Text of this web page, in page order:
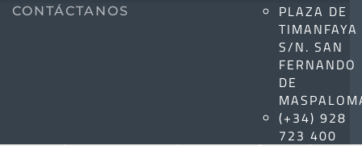
CONTÁCTANOS
PLAZA DE
TIMANFAYA
S/N. SAN
FERNANDO
DE
(+34) 928
723 400